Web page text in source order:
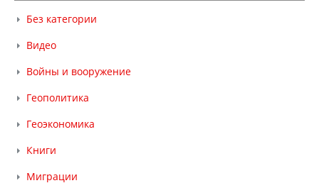
Без категории
Видео
Войны и вооружение
Геополитика
Геоэкономика
Книги
Миграции